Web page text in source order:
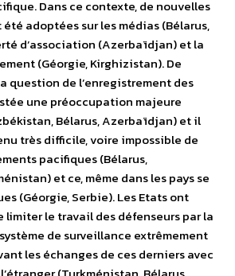
Dans ce contexte, de nouvelles
adoptées sur les médias (Bélarus,
d’association (Azerbaïdjan) et la
(Géorgie, Kirghizistan). De
question de l’enregistrement des
une préoccupation majeure
Bélarus, Azerbaïdjan) et il
très difficile, voire impossible de
pacifiques (Bélarus,
et ce, même dans les pays se
(Géorgie, Serbie). Les Etats ont
le travail des défenseurs par la
de surveillance extrêmement
les échanges de ces derniers avec